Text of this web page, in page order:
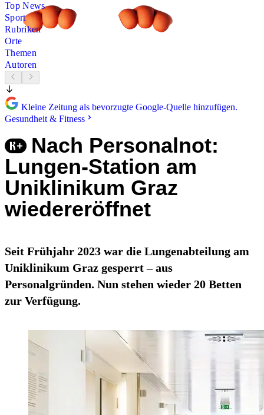
Top News
Sport
Rubriken
Orte
Themen
Autoren
Kleine Zeitung als bevorzugte Google-Quelle hinzufügen.
Gesundheit & Fitness
Nach Personalnot:
Lungen-Station am
Uniklinikum Graz
wiedereröffnet
Seit Frühjahr 2023 war die Lungenabteilung am
Uniklinikum Graz gesperrt – aus
Personalgründen. Nun stehen wieder 20 Betten
zur Verfügung.